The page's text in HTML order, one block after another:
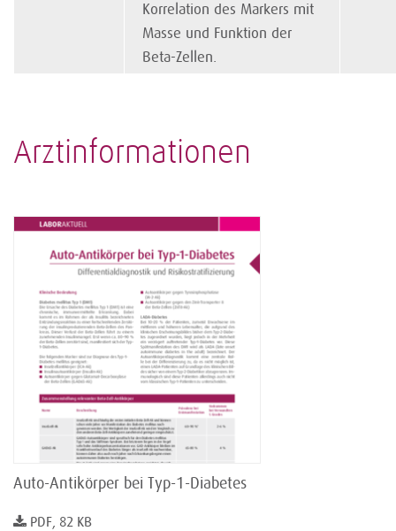
Korrelation des Markers mit
Masse und Funktion der
Beta-Zellen.
Arztinformationen
Auto-Antikörper bei Typ-1-Diabetes
PDF, 82 KB